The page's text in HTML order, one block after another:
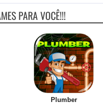
PARA VOCÊ!!!
Plumber